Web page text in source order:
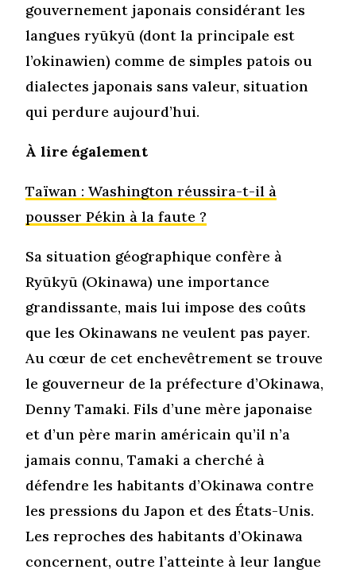
gouvernement japonais considérant les
langues ryūkyū (dont la principale est
l’okinawien) comme de simples patois ou
dialectes japonais sans valeur, situation
qui perdure aujourd’hui.
À lire également
Taïwan : Washington réussira-t-il à
pousser Pékin à la faute ?
Sa situation géographique confère à
Ryūkyū (Okinawa) une importance
grandissante, mais lui impose des coûts
que les Okinawans ne veulent pas payer.
Au cœur de cet enchevêtrement se trouve
le gouverneur de la préfecture d’Okinawa,
Denny Tamaki. Fils d’une mère japonaise
et d’un père marin américain qu’il n’a
jamais connu, Tamaki a cherché à
défendre les habitants d’Okinawa contre
les pressions du Japon et des États-Unis.
Les reproches des habitants d’Okinawa
concernent, outre l’atteinte à leur langue